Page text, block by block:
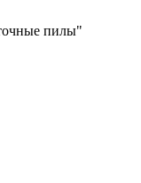
пилы"